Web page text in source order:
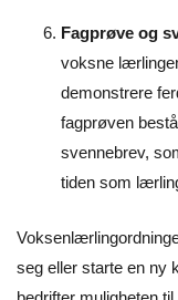
Fagprøve og
voksne
demonstrere
fagprøven
svennebrev,
tiden som
seg eller starte en ny